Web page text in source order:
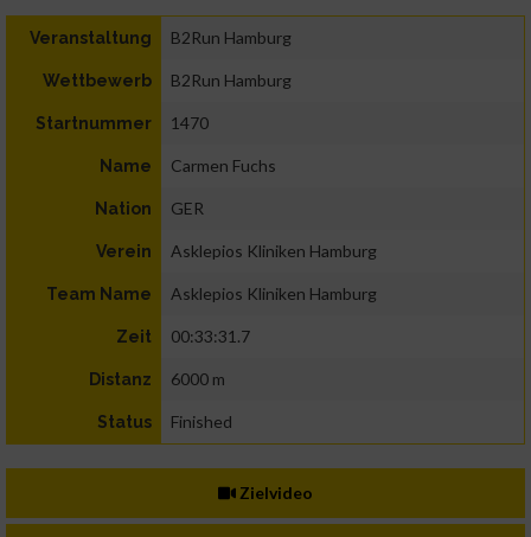
Veranstaltung B2Run Hamburg
Wettbewerb B2Run Hamburg
Startnummer 1470
Name Carmen Fuchs
Nation GER
Verein Asklepios Kliniken Hamburg
Team Name Asklepios Kliniken Hamburg
Zeit 00:33:31.7
Distanz 6000 m
Status Finished
Zielvideo